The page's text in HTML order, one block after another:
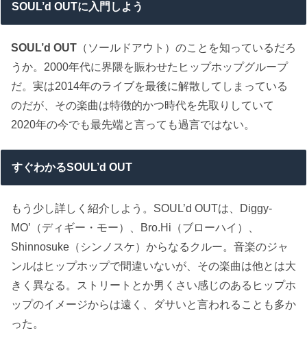
SOUL’d OUTに入門しよう
SOUL’d OUT （ソールドアウト）のことを知っているだろ
うか。2000年代に界隈を賑わせたヒップホップグループ
だ。実は2014年のライブを最後に解散してしまっている
のだが、その楽曲は特徴的かつ時代を先取りしていて
2020年の今でも最先端と言っても過言ではない。
すぐわかるSOUL’d OUT
もう少し詳しく紹介しよう。SOUL’d OUTは、Diggy-
MO’（ディギー・モー）、Bro.Hi（ブローハイ）、
Shinnosuke（シンノスケ）からなるクルー。音楽のジャ
ンルはヒップホップで間違いないが、その楽曲は他とは大
きく異なる。ストリートとか男くさい感じのあるヒップホ
ップのイメージからは遠く、ダサいと言われることも多か
った。